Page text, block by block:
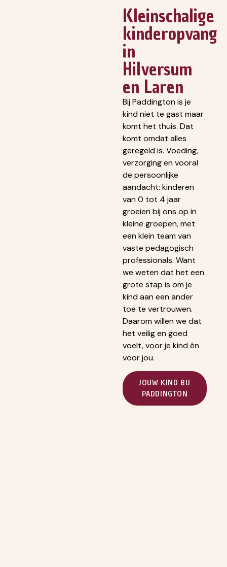
Kleinschalige
kinderopvang
in
Hilversum
en Laren
Bij Paddington is je
kind niet te gast maar
komt het thuis. Dat
komt omdat alles
geregeld is. Voeding,
verzorging en vooral
de persoonlijke
aandacht: kinderen
van 0 tot 4 jaar
groeien bij ons op in
kleine groepen, met
een klein team van
vaste pedagogisch
professionals. Want
we weten dat het een
grote stap is om je
kind aan een ander
toe te vertrouwen.
Daarom willen we dat
het veilig en goed
voelt, voor je kind én
voor jou.
JOUW KIND BIJ
PADDINGTON